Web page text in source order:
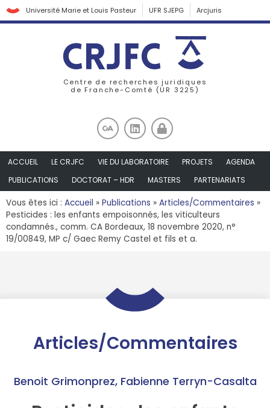
Université Marie et Louis Pasteur UFR SJEPG Arcjuris
Centre de recherches juridiques
de Franche-Comté (UR 3225)
ACCUEIL LE CRJFC VIE DU LABORATOIRE PROJETS
AGENDA
PUBLICATIONS
DOCTORAT – HDR MASTERS PARTENARIATS
Vous êtes ici : Accueil » Publications » Articles/Commentaires »
Pesticides : les enfants empoisonnés, les viticulteurs
condamnés., comm. CA Bordeaux, 18 novembre 2020, n°
19/00849, MP c/ Gaec Remy Castel et fils et a.
Articles/Commentaires
Benoit Grimonprez, Fabienne Terryn-Casalta